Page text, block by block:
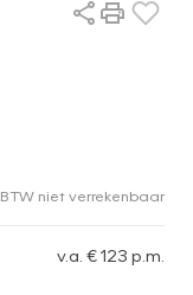
BTW niet verrekenbaar
v.a. € 123 p.m.